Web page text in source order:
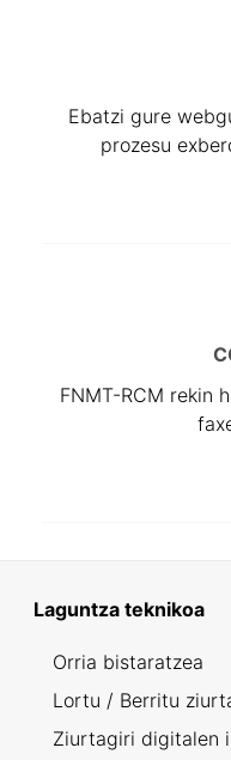
Ebatzi gure
prozesu
FNMT-RCM rekin
Laguntza teknikoa
Orria bistaratzea
Lortu / Berritu
Ziurtagiri digitalen